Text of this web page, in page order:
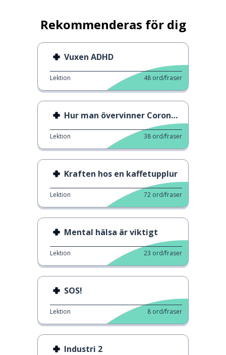
Rekommenderas för dig
Vuxen ADHD
Lektion 48 ord/fraser
Hur man övervinner Corona-deppen
Lektion 38 ord/fraser
Kraften hos en kaffetupplur
Lektion 72 ord/fraser
Mental hälsa är viktigt
Lektion 23 ord/fraser
SOS!
Lektion 8 ord/fraser
Industri 2